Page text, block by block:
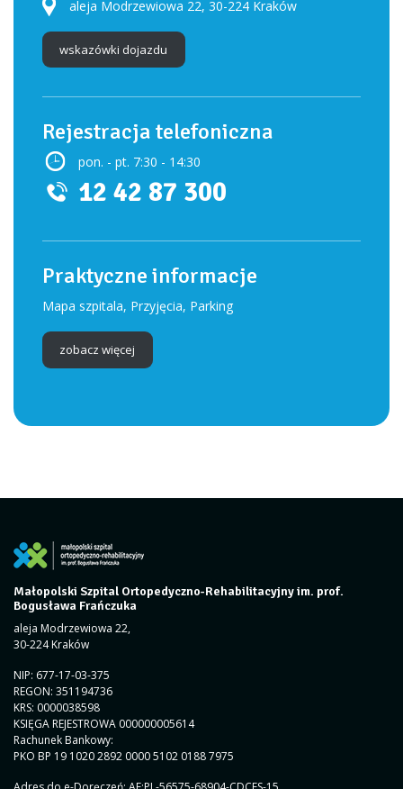
aleja Modrzewiowa 22, 30-224 Kraków
wskazówki dojazdu
Rejestracja telefoniczna
pon. - pt. 7:30 - 14:30
12 42 87 300
Praktyczne informacje
Mapa szpitala, Przyjęcia, Parking
zobacz więcej
Małopolski Szpital Ortopedyczno-Rehabilitacyjny im. prof.
Bogusława Frańczuka
aleja Modrzewiowa 22,
30-224 Kraków
NIP: 677-17-03-375
REGON: 351194736
KRS: 0000038598
KSIĘGA REJESTROWA 000000005614
Rachunek Bankowy:
PKO BP 19 1020 2892 0000 5102 0188 7975